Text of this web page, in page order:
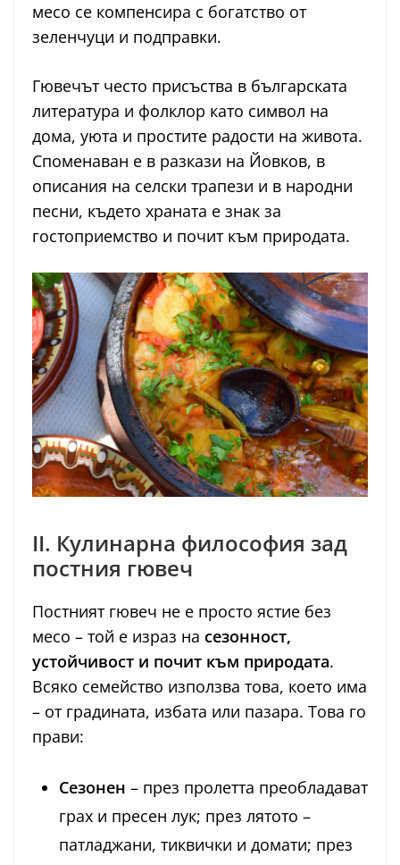
месо се компенсира с богатство от
зеленчуци и подправки.
Гювечът често присъства в българската
литература и фолклор като символ на
дома, уюта и простите радости на живота.
Споменаван е в разкази на Йовков, в
описания на селски трапези и в народни
песни, където храната е знак за
гостоприемство и почит към природата.
II. Кулинарна философия зад
постния гювеч
Постният гювеч не е просто ястие без
месо – той е израз на сезонност,
устойчивост и почит към природата.
Всяко семейство използва това, което има
– от градината, избата или пазара. Това го
прави:
Сезонен – през пролетта преобладават
грах и пресен лук; през лятото –
патладжани, тиквички и домати; през